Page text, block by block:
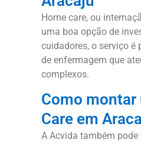
Home care, ou
uma boa opção de
cuidadores, o serviço
de enfermagem que
complexos.
Como montar
Care em
A Acvida também